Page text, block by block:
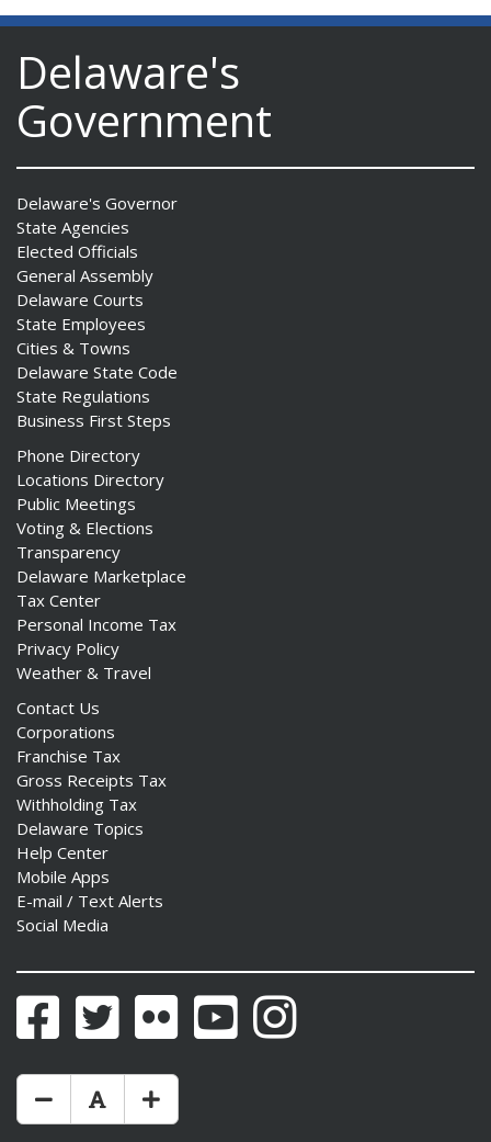
Delaware's
Government
Delaware's Governor
State Agencies
Elected Officials
General Assembly
Delaware Courts
State Employees
Cities & Towns
Delaware State Code
State Regulations
Business First Steps
Phone Directory
Locations Directory
Public Meetings
Voting & Elections
Transparency
Delaware Marketplace
Tax Center
Personal Income Tax
Privacy Policy
Weather & Travel
Contact Us
Corporations
Franchise Tax
Gross Receipts Tax
Withholding Tax
Delaware Topics
Help Center
Mobile Apps
E-mail / Text Alerts
Social Media
FacebookTwitter Flickr YouTubeInstagram
Make Text Size Smaler
Reset Text Size
Make Text Size Bigger